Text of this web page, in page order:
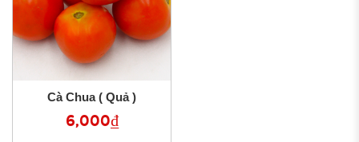
Cà Chua ( Quả )
6,000₫